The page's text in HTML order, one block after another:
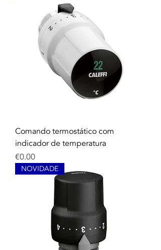
Comando termostático com
indicador de temperatura
Price
€0.00
NOVIDADE